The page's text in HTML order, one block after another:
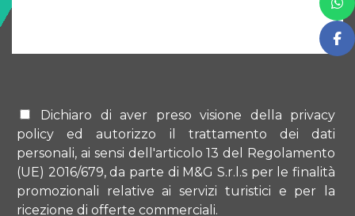
Dichiaro di aver preso visione della privacy
policy ed autorizzo il trattamento dei dati
personali, ai sensi dell'articolo 13 del Regolamento
(UE) 2016/679, da parte di M&G S.r.l.s per le finalità
promozionali relative ai servizi turistici e per la
ricezione di offerte commerciali.